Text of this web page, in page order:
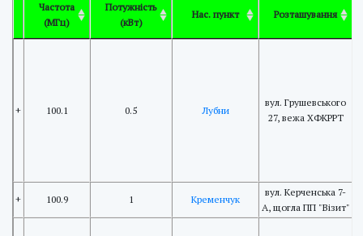
Частота
(МГц)
Потужність
(кВт)
Нас. пункт Розташування
+ 100.1 0.5 Лубни
вул. Грушевського
27, вежа ХФКРРТ
+ 100.9 1 Кременчук
вул. Керченська 7-
А, щогла ПП "Візит"